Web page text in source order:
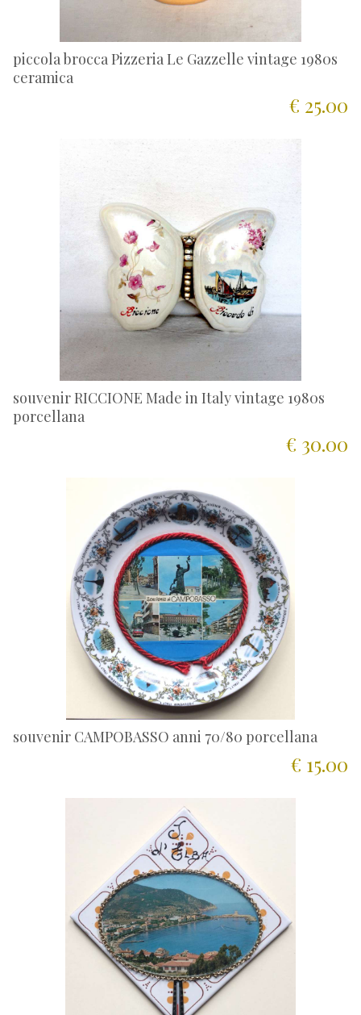
piccola brocca Pizzeria Le Gazzelle vintage 1980s
ceramica
€ 25.00
souvenir RICCIONE Made in Italy vintage 1980s
porcellana
€ 30.00
souvenir CAMPOBASSO anni 70/80 porcellana
€ 15.00